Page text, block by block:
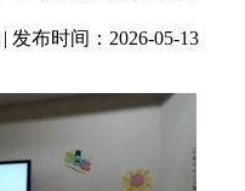
| 发布时间：2026-05-13